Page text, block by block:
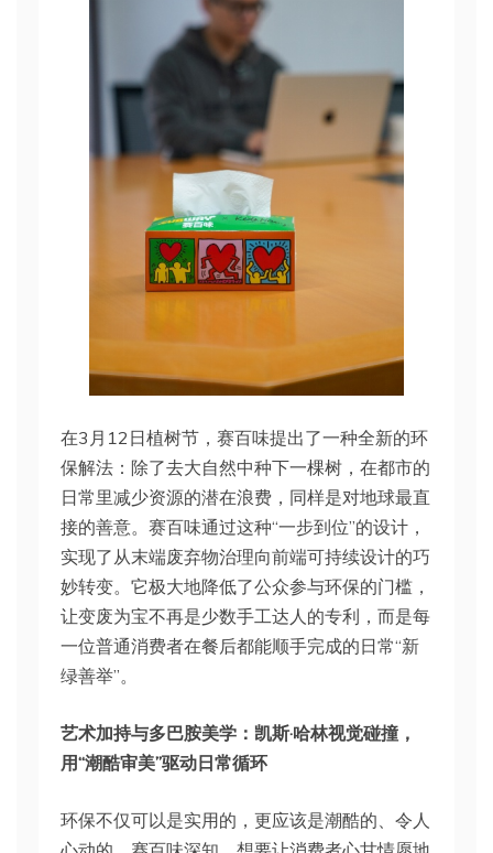
在3月12日植树节，赛百味提出了一种全新的环
保解法：除了去大自然中种下一棵树，在都市的
日常里减少资源的潜在浪费，同样是对地球最直
接的善意。赛百味通过这种“一步到位”的设计，
实现了从末端废弃物治理向前端可持续设计的巧
妙转变。它极大地降低了公众参与环保的门槛，
让变废为宝不再是少数手工达人的专利，而是每
一位普通消费者在餐后都能顺手完成的日常“新
绿善举”。
艺术加持与多巴胺美学：凯斯·哈林视觉碰撞，
用“潮酷审美”驱动日常循环
环保不仅可以是实用的，更应该是潮酷的、令人